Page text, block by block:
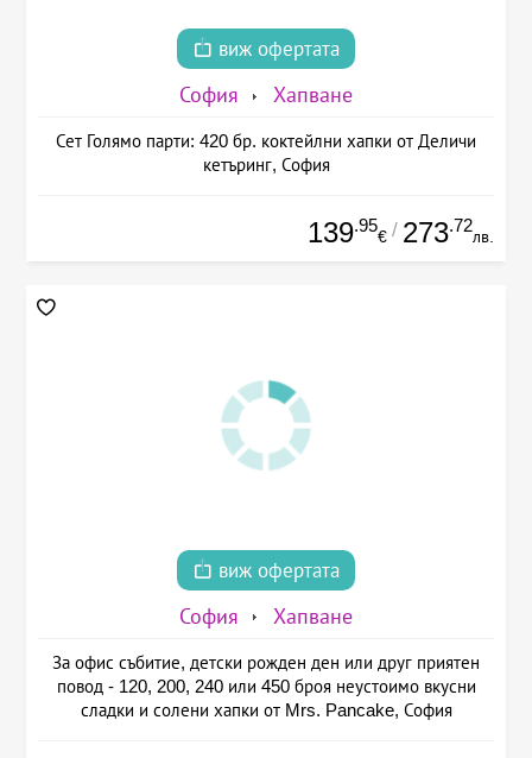
виж офертата
София Хапване
Сет Голямо парти: 420 бр. коктейлни хапки от Деличи
кетъринг, София
139.95
€ / 273.72
лв.
виж офертата
София Хапване
За офис събитие, детски рожден ден или друг приятен
повод - 120, 200, 240 или 450 броя неустоимо вкусни
сладки и солени хапки от Mrs. Pancake, София